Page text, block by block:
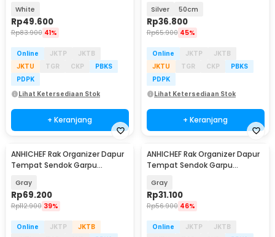
White
Rp49.600
Rp83.900 41%
Online JKTP
JKTB
JKTU
TGR CKP
PBKS
PDPK
Lihat Ketersediaan Stok
+ Keranjang
Silver 50cm
Rp36.800
Rp65.900 45%
Online JKTP
JKTB
JKTU
TGR CKP
PBKS
PDPK
Lihat Ketersediaan Stok
+ Keranjang
ANHICHEF Rak Organizer Dapur
Tempat Sendok Garpu
Gray
Rp69.200
Rp112.900 39%
Online JKTP
JKTB
ANHICHEF Rak Organizer Dapur
Tempat Sendok Garpu
Gray
Rp31.100
Rp56.900 46%
Online JKTP
JKTB